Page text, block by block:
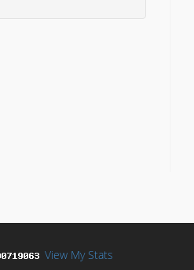
View My Stats